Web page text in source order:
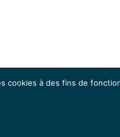
cookies à des fins de